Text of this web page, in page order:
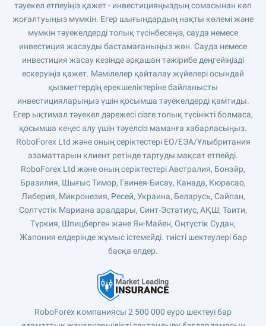
тәуекел етпеуіңіз қажет - инвестицияңыздың сомасынан көп
жоғалтуыңыз мүмкін. Егер шығындардың нақты көлемі және
мүмкін тәуекелдерді толық түсінбесеңіз, сауда немесе
инвестиция жасауды бастамағаныңыз жөн. Сауда немесе
инвестиция жасау кезінде әрқашан тәжірибе деңгейіңізді
ескеруіңіз қажет. Мәмілелер қайталау жүйелері осындай
қызметтердің ерекшеліктеріне байланысты
инвестицияларыңыз үшін қосымша тәуекелдерді қамтиды.
Егер ықтимал тәуекел дәрежесі сізге толық түсінікті болмаса,
қосымша кеңес алу үшін тәуелсіз маманға хабарласыңыз.
RoboForex Ltd және оның серіктестері ЕО/ЕЭА/Ұлыбритания
азаматтарын клиент ретінде тартуды мақсат етпейді.
RoboForex Ltd және оның серіктестері Австралия, Бонэйр,
Бразилия, Шығыс Тимор, Гвинея-Бисау, Канада, Кюрасао,
Либерия, Микронезия, Ресей, Украина, Беларусь, Сайпан,
Солтүстік Мариана аралдары, Синт-Эстатиус, АҚШ, Таити,
Түркия, Шпицберген және Ян-Майен, Оңтүстік Судан,
Жапония елдерінде жұмыс істемейді. тиісті шектеулері бар
басқа елдер.
RoboForex компаниясы 2 500 000 еуро шектеуі бар